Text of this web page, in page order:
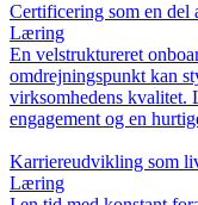
Certificering som en del
Læring
En velstruktureret
omdrejningspunkt kan
virksomhedens kvalitet.
engagement og en
Karriereudvikling som
Læring